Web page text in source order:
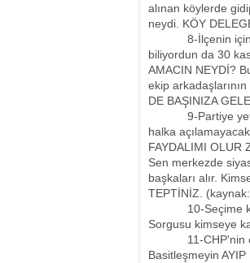
alınan köylerde
neydi. KÖY
8-İlçenin içinde
biliyordun da 30
AMACIN NEYDİ?
ekip
DE BAŞINIZA
9-Partiye yeteri
halka
FAYDALIMI OLUR
Sen merkezde
başkaları alır.
TEPTİNİZ.
10-Seçime
Sorgusu kimseye
11-CHP'nin
Basitleşmeyin AYIP